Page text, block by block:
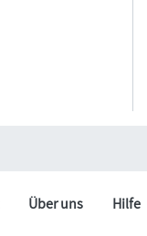
Über uns Hilfe